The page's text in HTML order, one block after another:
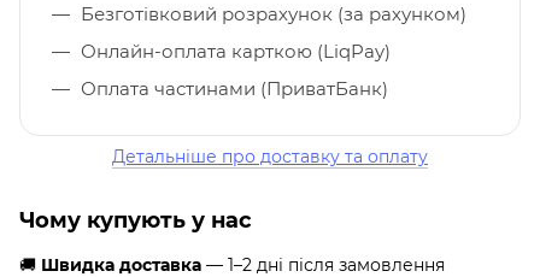
Безготівковий розрахунок (за рахунком)
Онлайн-оплата карткою (LiqPay)
Оплата частинами (ПриватБанк)
Детальніше про доставку та оплату
Чому купують у нас
🚚 Швидка доставка — 1–2 дні після замовлення